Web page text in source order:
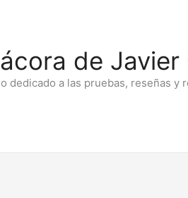
de
dedicado a las pruebas, reseñas